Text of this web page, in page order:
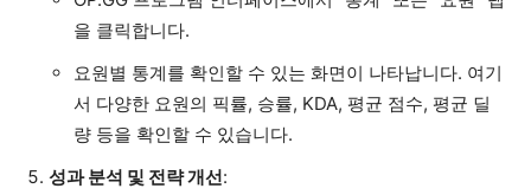
을 클릭합니다.
요원별 통계를 확인할 수 있는 화면이 나타납니다. 여기
서 다양한 요원의 픽률, 승률, KDA, 평균 점수, 평균 딜
량 등을 확인할 수 있습니다.
성과 분석 및 전략 개선: